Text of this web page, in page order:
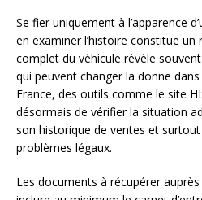
Se fier uniquement à l’apparence
en examiner l’histoire constitue un
complet du véhicule révèle
qui peuvent changer la donne dans
France, des outils comme le site
désormais de vérifier la situation
son historique de ventes et surtout
problèmes légaux.
Les documents à récupérer